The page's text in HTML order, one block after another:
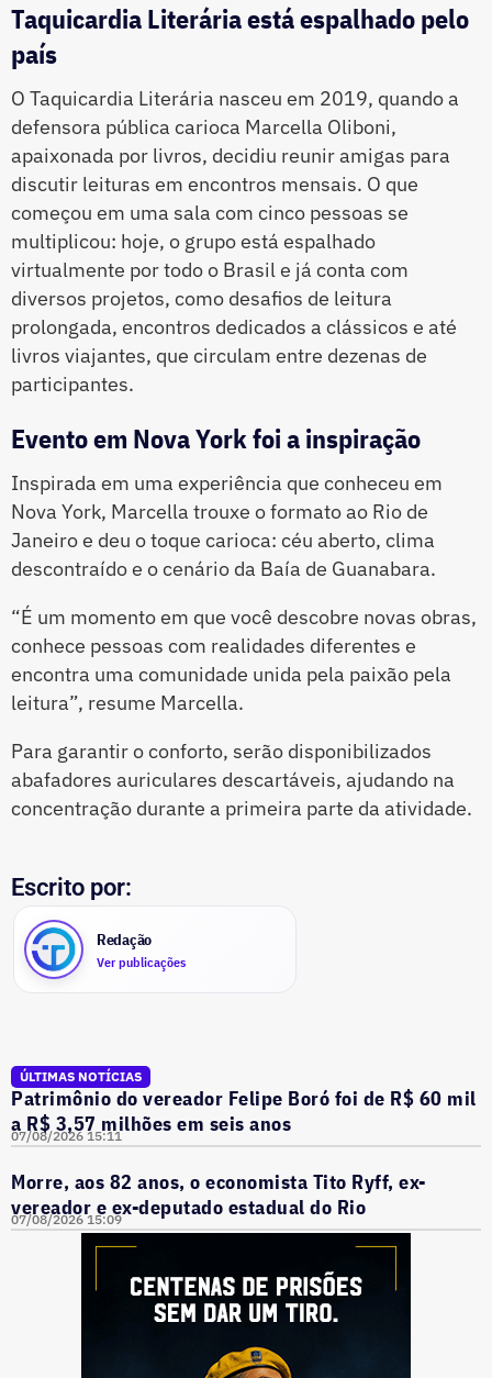
Taquicardia Literária está espalhado pelo
país
O Taquicardia Literária nasceu em 2019, quando a
defensora pública carioca Marcella Oliboni,
apaixonada por livros, decidiu reunir amigas para
discutir leituras em encontros mensais. O que
começou em uma sala com cinco pessoas se
multiplicou: hoje, o grupo está espalhado
virtualmente por todo o Brasil e já conta com
diversos projetos, como desafios de leitura
prolongada, encontros dedicados a clássicos e até
livros viajantes, que circulam entre dezenas de
participantes.
Evento em Nova York foi a inspiração
Inspirada em uma experiência que conheceu em
Nova York, Marcella trouxe o formato ao Rio de
Janeiro e deu o toque carioca: céu aberto, clima
descontraído e o cenário da Baía de Guanabara.
“É um momento em que você descobre novas obras,
conhece pessoas com realidades diferentes e
encontra uma comunidade unida pela paixão pela
leitura”, resume Marcella.
Para garantir o conforto, serão disponibilizados
abafadores auriculares descartáveis, ajudando na
concentração durante a primeira parte da atividade.
Escrito por:
Redação
Ver publicações
ÚLTIMAS NOTÍCIAS
Patrimônio do vereador Felipe Boró foi de R$ 60 mil
a R$ 3,57 milhões em seis anos
07/08/2026 15:11
Morre, aos 82 anos, o economista Tito Ryff, ex-
vereador e ex-deputado estadual do Rio
07/08/2026 15:09